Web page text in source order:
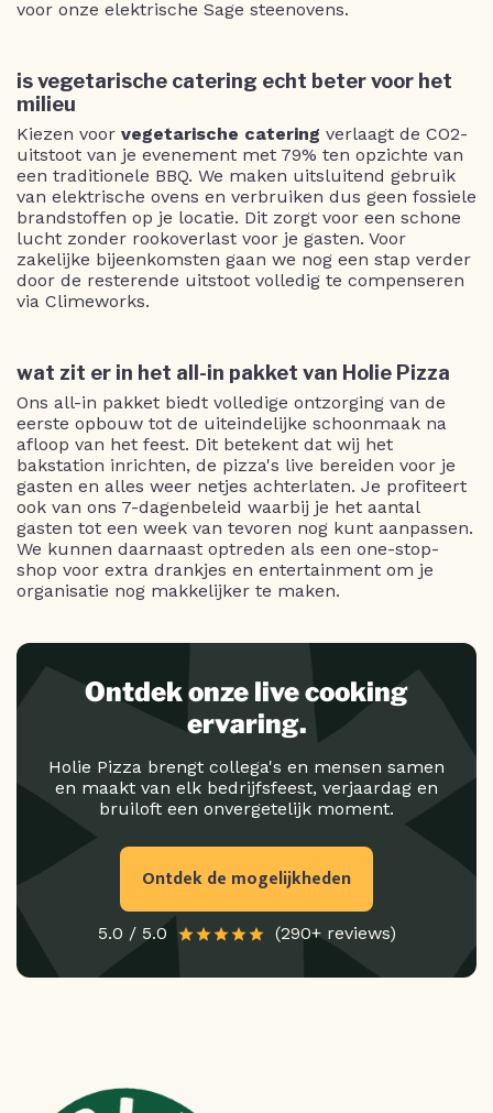
voor onze elektrische Sage steenovens.
is vegetarische catering echt beter voor het
milieu
Kiezen voor vegetarische catering verlaagt de CO2-
uitstoot van je evenement met 79% ten opzichte van
een traditionele BBQ. We maken uitsluitend gebruik
van elektrische ovens en verbruiken dus geen fossiele
brandstoffen op je locatie. Dit zorgt voor een schone
lucht zonder rookoverlast voor je gasten. Voor
zakelijke bijeenkomsten gaan we nog een stap verder
door de resterende uitstoot volledig te compenseren
via Climeworks.
wat zit er in het all-in pakket van Holie Pizza
Ons all-in pakket biedt volledige ontzorging van de
eerste opbouw tot de uiteindelijke schoonmaak na
afloop van het feest. Dit betekent dat wij het
bakstation inrichten, de pizza's live bereiden voor je
gasten en alles weer netjes achterlaten. Je profiteert
ook van ons 7-dagenbeleid waarbij je het aantal
gasten tot een week van tevoren nog kunt aanpassen.
We kunnen daarnaast optreden als een one-stop-
shop voor extra drankjes en entertainment om je
organisatie nog makkelijker te maken.
Ontdek onze live cooking
ervaring.
Holie Pizza brengt collega's en mensen samen
en maakt van elk bedrijfsfeest, verjaardag en
bruiloft een onvergetelijk moment.
Ontdek de mogelijkheden
5.0 / 5.0 (290+ reviews)